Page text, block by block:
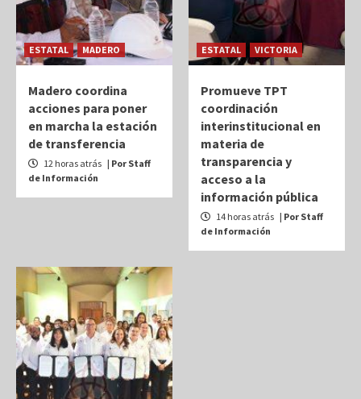
ESTATAL MADERO
Madero coordina
acciones para poner
en marcha la estación
de transferencia
12 horas atrás | Por Staff
de Información
ESTATAL VICTORIA
Promueve TPT
coordinación
interinstitucional en
materia de
transparencia y
acceso a la
información pública
14 horas atrás | Por Staff
de Información